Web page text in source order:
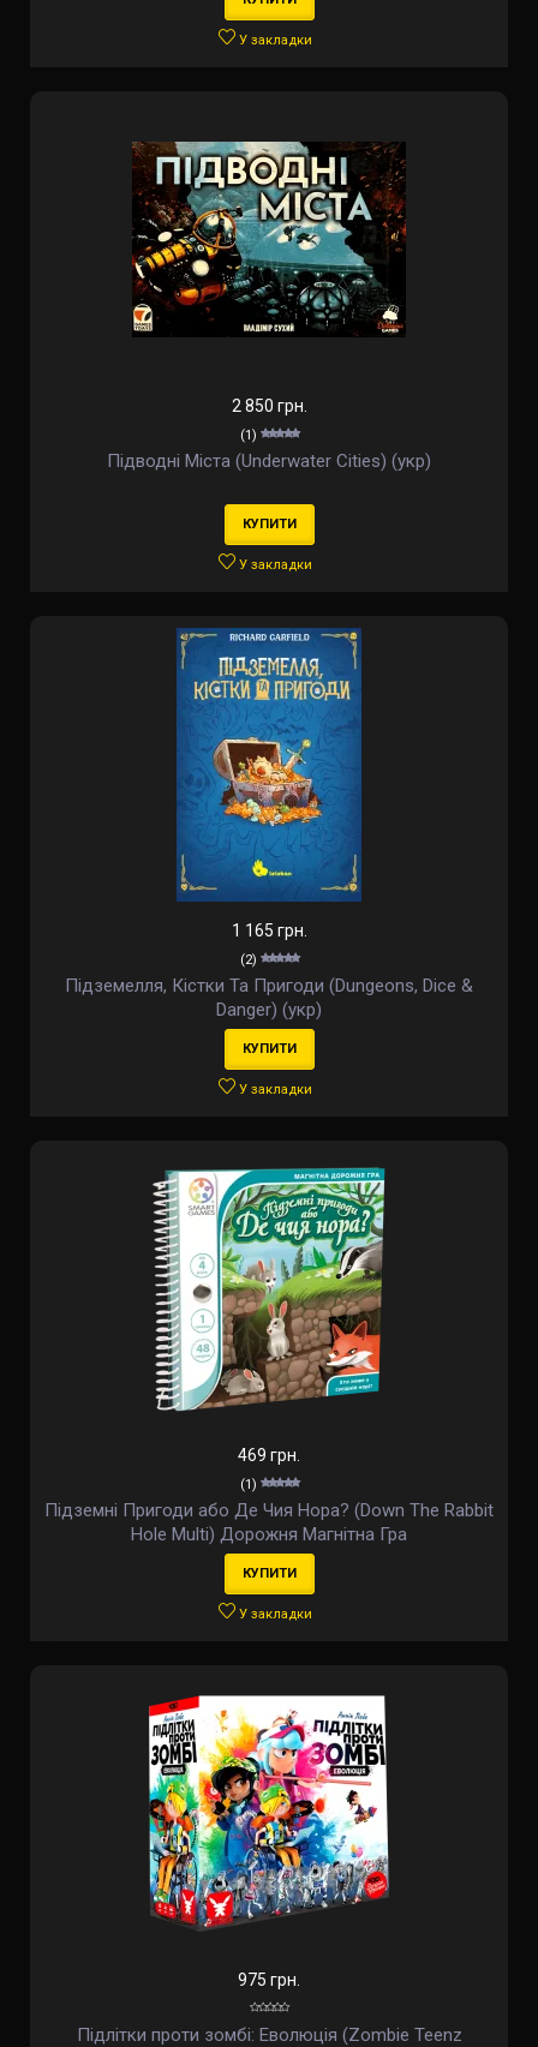
У закладки
2 850 грн.
(1)
Підводні Міста (Underwater Cities) (укр)
КУПИТИ
У закладки
1 165 грн.
(2)
Підземелля, Кістки Та Пригоди (Dungeons, Dice &
Danger) (укр)
КУПИТИ
У закладки
469 грн.
(1)
Підземні Пригоди або Де Чия Нора? (Down The Rabbit
Hole Multi) Дорожня Магнітна Гра
КУПИТИ
У закладки
975 грн.
Підлітки проти зомбі: Еволюція (Zombie Teenz